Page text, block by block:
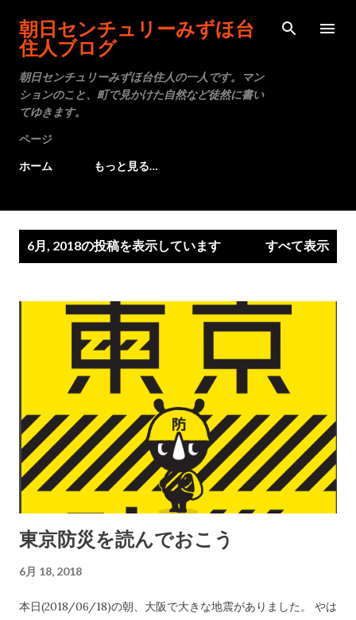
スキップしてメイン コンテンツに移動
朝日センチュリーみずほ台
住人ブログ
朝日センチュリーみずほ台住人の一人です。マン
ションのこと、町で見かけた自然など徒然に書い
てゆきます。
ページ
ホーム
もっと見る…
6月, 2018の投稿を表示しています すべて表示
東京防災を読んでおこう
6月 18, 2018
本日(2018/06/18)の朝、大阪で大きな地震がありました。 やは